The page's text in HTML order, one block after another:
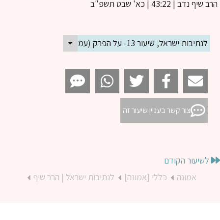
שיף נדב| 43:22 | כא' שבט תשפ"ב
לנתיבות ישראל, שיעור 13- על הפרק (עמ' כד-כו)
צור קשר בעניין שיעור זה
לשיעור הקודם
אמונה
כללי [אמונה] לנתיבות ישראל | הרב שיף